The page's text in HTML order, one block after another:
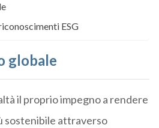
ESG
globale
il proprio impegno a rendere
sostenibile attraverso